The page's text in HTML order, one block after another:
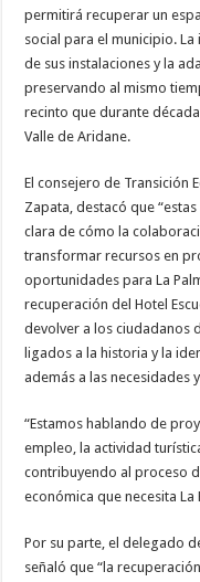
permitirá recuperar un
social para el municipio.
de sus instalaciones y la
preservando al mismo
recinto que durante
Valle de Aridane.
El consejero de Transición
Zapata, destacó que
clara de cómo la
transformar recursos en
oportunidades para La
recuperación del Hotel
devolver a los ciudadanos
ligados a la historia y la
además a las necesidades
“Estamos hablando de
empleo, la actividad
contribuyendo al proceso
económica que necesita La
Por su parte, el delegado
señaló que “la
aumentas la
posibilidad de
ver contenido y
ofertas
personalizados.